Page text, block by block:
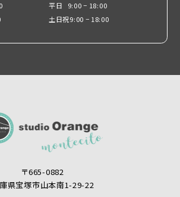
平日
9:00 − 18:00
土日祝9:00 − 18:00
〒665-0882
県宝塚市山本南1-29-22